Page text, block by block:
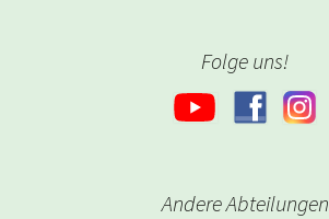
Folge uns!
Andere Abteilungen